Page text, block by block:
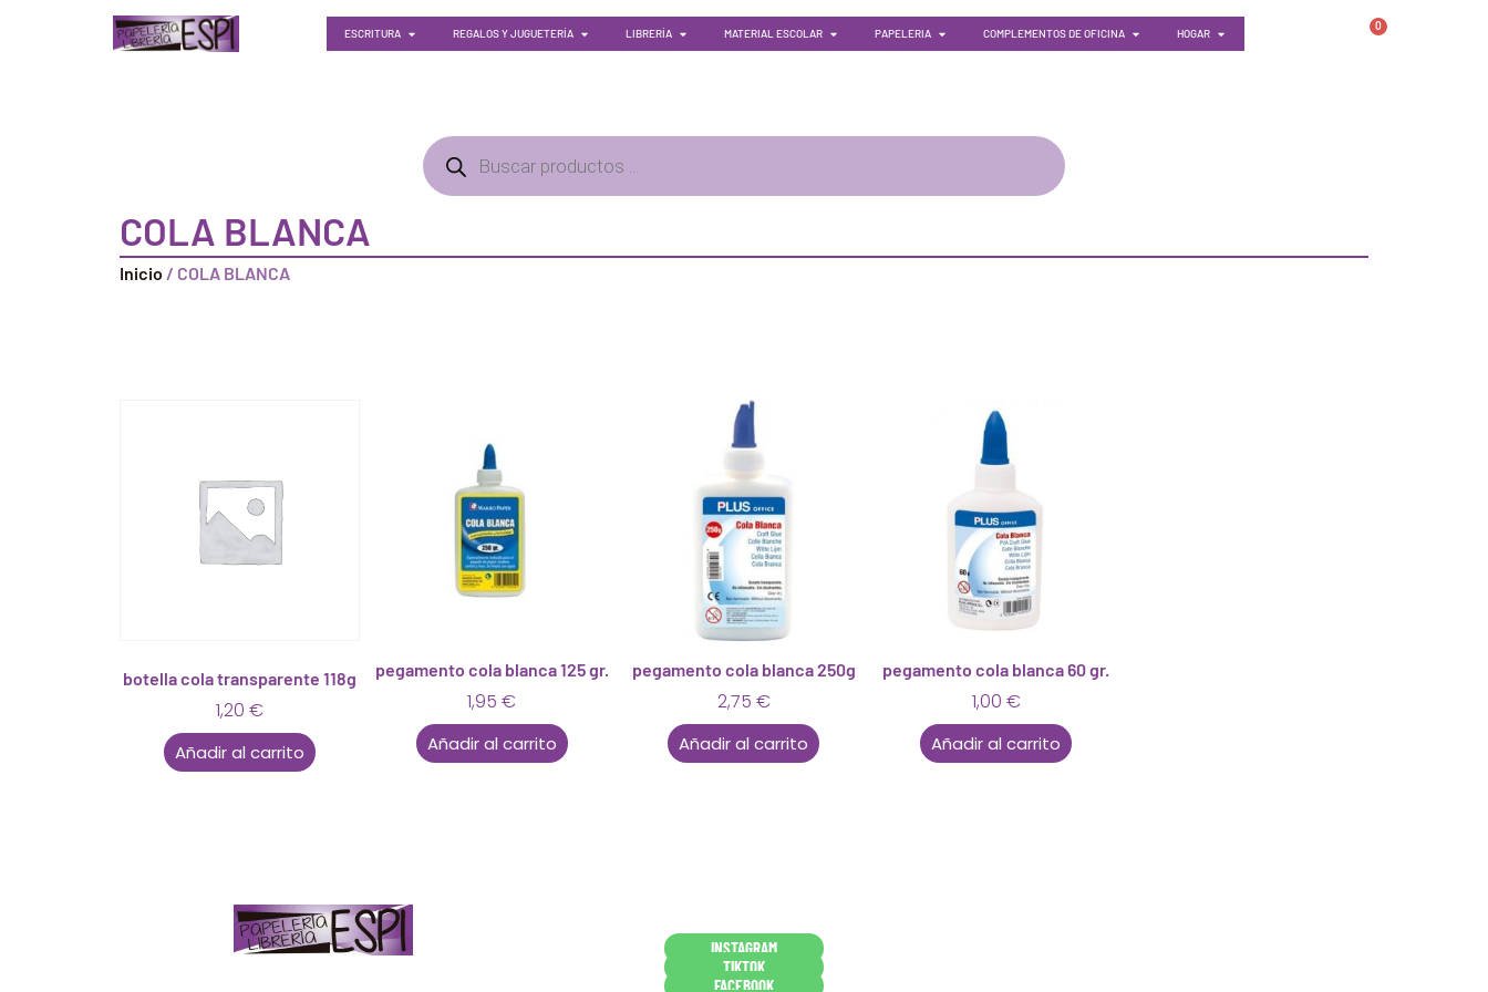
ESCRITURA REGALOS Y JUGUETERÍA LIBRERÍA MATERIAL ESCOLAR PAPELERIA COMPLEMENTOS DE OFICINA HOGAR
0
COLA BLANCA
Inicio / COLA BLANCA
botella cola transparente 118g
1,20 €
Añadir al carrito
pegamento cola blanca 125 gr.
1,95€
Añadir al carrito
pegamento cola blanca 250g
2,75 €
Añadir al carrito
pegamento cola blanca 60 gr.
1,00 €
Añadir al carrito
INSTAGRAM
TIKTOK
FACEBOOK